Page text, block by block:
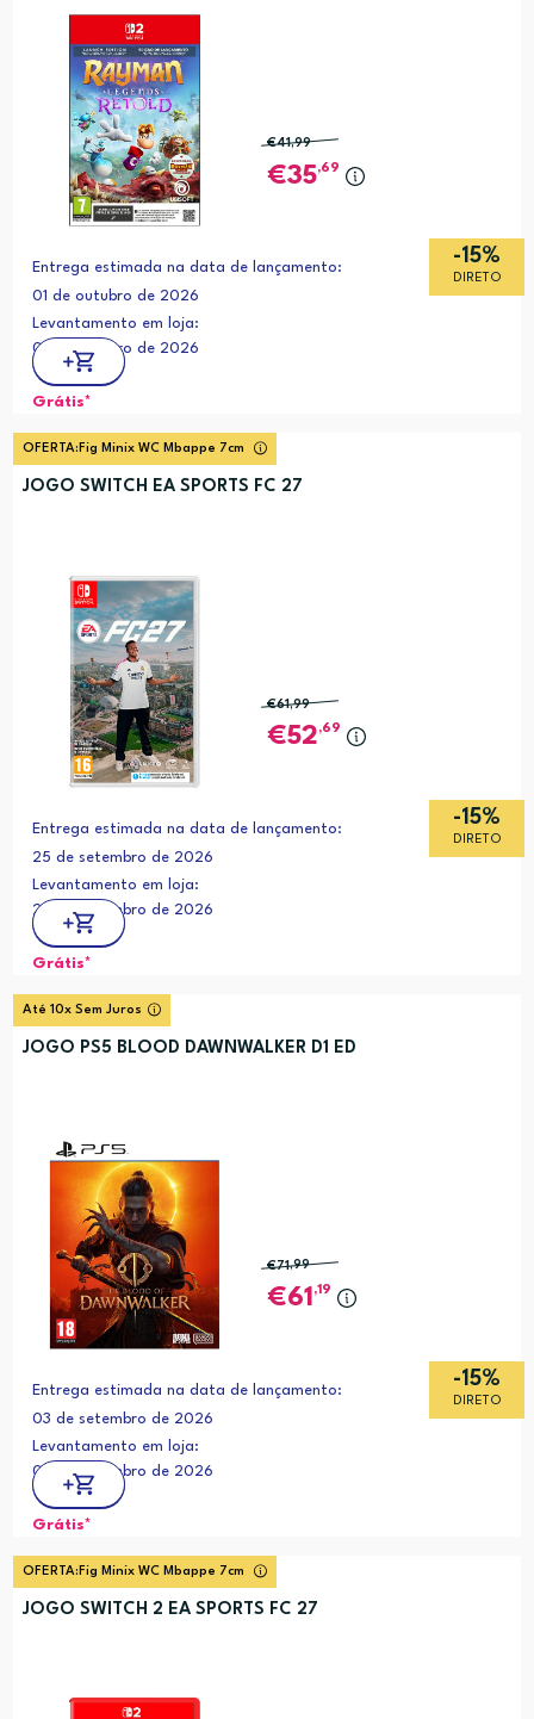
-15%
DIRETO
€41,99
35,69
Entrega estimada na data de lançamento:
01 de outubro de 2026
Levantamento em loja:
01 de outubro de 2026
Grátis*
OFERTA:Fig Minix WC Mbappe 7cm
JOGO SWITCH EA SPORTS FC 27
-15%
DIRETO
€61,99
52,69
Entrega estimada na data de lançamento:
25 de setembro de 2026
Levantamento em loja:
25 de setembro de 2026
Grátis*
Até 10x Sem Juros
JOGO PS5 BLOOD DAWNWALKER D1 ED
-15%
DIRETO
€71,99
61 ,19
Entrega estimada na data de lançamento:
03 de setembro de 2026
Levantamento em loja:
03 de setembro de 2026
Grátis*
OFERTA: Fig Minix WC Mbappe 7cm
JOGO SWITCH 2 EA SPORTS FC 27